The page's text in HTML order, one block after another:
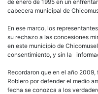
de enero de 1995 en un
cabecera municipal de
En ese marco, los
su rechazo a las concesiones
en este municipio de
consentimiento, y sin la
Recordaron que en el año
Roblero por defender el medio
fecha se conozca a los